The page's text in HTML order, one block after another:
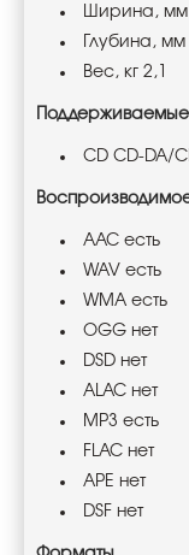
Ширина, мм
Глубина, мм
Вес, кг 2,1
CD CD-DA/
AAC есть
WAV есть
WMA есть
OGG нет
DSD нет
ALAC нет
MP3 есть
FLAC нет
APE нет
DSF нет